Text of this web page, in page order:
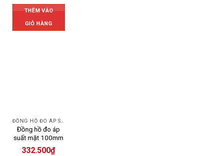
THÊM VÀO
GIỎ HÀNG
Đồng hồ đo áp
suất mặt 100mm
332.500₫